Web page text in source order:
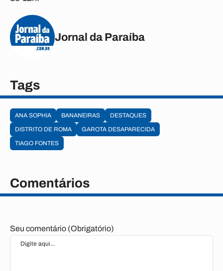
Jornal da Paraíba
Tags
ANA SOPHIA BANANEIRAS
DESTAQUES
DISTRITO DE ROMA
GAROTA DESAPARECIDA
TIAGO FONTES
Comentários
Seu comentário (Obrigatório)